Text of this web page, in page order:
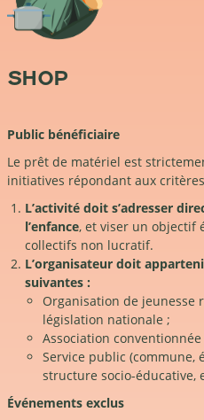
SHOP
Public bénéficiaire
Le prêt de matériel est
initiatives répondant aux
L’activité doit s’adresser
l’enfance, et viser un objectif
collectifs non lucratif.
L’organisateur doit
suivantes :
Organisation de jeunesse
législation nationale ;
Association conventionnée
Service public (commune,
structure socio-éducative,
Événements exclus